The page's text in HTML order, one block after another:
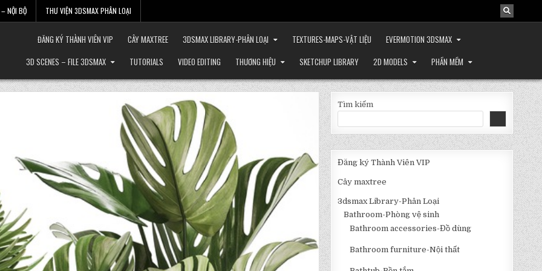
NỘI BỘ THƯ VIỆN 3DSMAX PHÂN LOẠI
ĐĂNG KÝ THÀNH VIÊN VIP CÂY MAXTREE 3DSMAX LIBRARY-PHÂN LOẠI TEXTURES-MAPS-VẬT LIỆU
EVERMOTION 3DSMAX
3D SCENES – FILE 3DSMAX
TUTORIALS VIDEO EDITING THƯƠNG HIỆU SKETCHUP LIBRARY 2D MODELS PHẦN MỀM
Tìm kiếm
Đăng ký Thành Viên VIP
Cây maxtree
3dsmax Library-Phân Loại
Bathroom-Phòng vệ sinh
Bathroom accessories-Đồ dùng
Bathroom furniture-Nội thất